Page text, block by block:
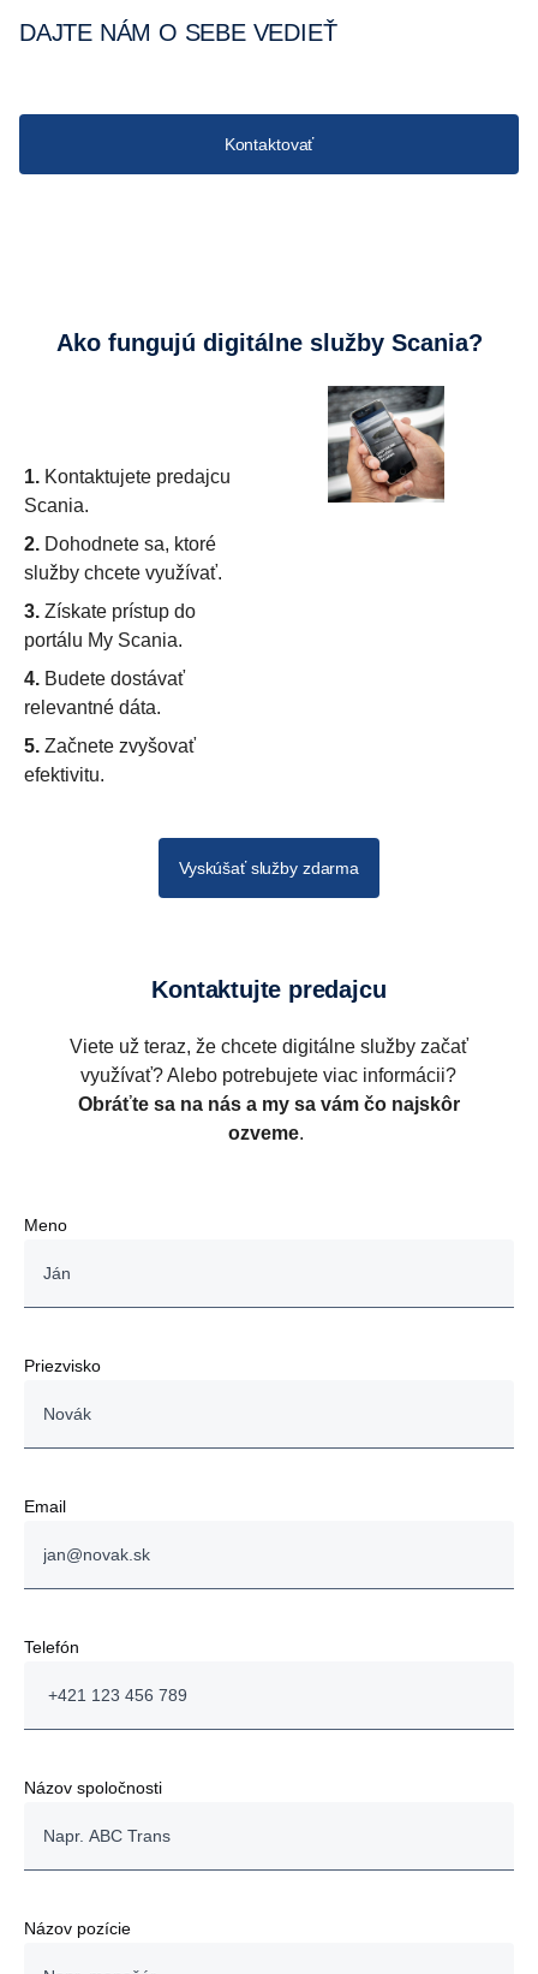
DAJTE NÁM O SEBE VEDIEŤ
Kontaktovať
Ako fungujú digitálne služby Scania?
1. Kontaktujete predajcu
Scania.
2. Dohodnete sa, ktoré
služby chcete využívať.
3. Získate prístup do
portálu My Scania.
4. Budete dostávať
relevantné dáta.
5. Začnete zvyšovať
efektivitu.
Vyskúšať služby zdarma
Kontaktujte predajcu
Viete už teraz, že chcete digitálne služby začať
využívať? Alebo potrebujete viac informácii?
Obráťte sa na nás a my sa vám čo najskôr
ozveme.
Meno
Priezvisko
Email
Telefón
Názov spoločnosti
Názov pozície